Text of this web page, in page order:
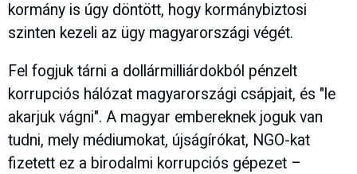
kormány is úgy döntött, hogy kormánybiztosi
szinten kezeli az ügy magyarországi végét.
Fel fogjuk tárni a dollármilliárdokból pénzelt
korrupciós hálózat magyarországi csápjait, és "le
akarjuk vágni". A magyar embereknek joguk van
tudni, mely médiumokat, újságírókat, NGO-kat
fizetett ez a birodalmi korrupciós gépezet –